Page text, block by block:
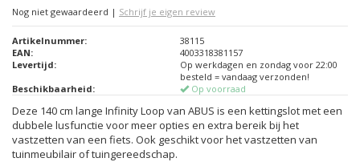
Nog niet gewaardeerd | Schrijf je eigen review
Artikelnummer:
38115
EAN:
4003318381157
Levertijd:
Op werkdagen en zondag voor 22:00
besteld = vandaag verzonden!
Beschikbaarheid:
Op voorraad
Deze 140 cm lange Infinity Loop van ABUS is een kettingslot met een
dubbele lusfunctie voor meer opties en extra bereik bij het
vastzetten van een fiets. Ook geschikt voor het vastzetten van
tuinmeubilair of tuingereedschap.